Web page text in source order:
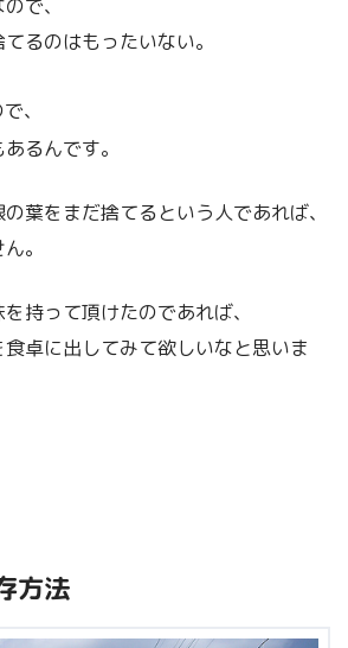
で、
るのはもったいない。
、
るんです。
葉をまだ捨てるという人であれば、
。
持って頂けたのであれば、
卓に出してみて欲しいなと思いま
方法